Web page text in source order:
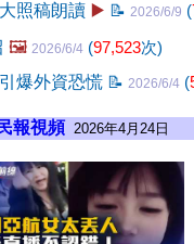
照稿朗讀 ▶️ 📝 2026/6/9 (
🖼️ 2026/6/4 (97,523次)
爆外資恐慌 📝 2026/6/4 (
報視頻 2026年4月24日